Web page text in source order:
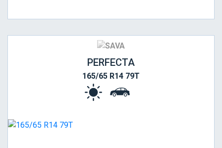
PERFECTA
165/65 R14 79T